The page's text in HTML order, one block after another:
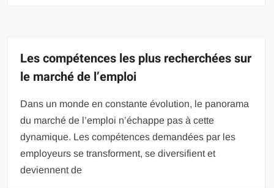
Les compétences les plus recherchées sur
le marché de l’emploi
Dans un monde en constante évolution, le panorama
du marché de l’emploi n’échappe pas à cette
dynamique. Les compétences demandées par les
employeurs se transforment, se diversifient et
deviennent de